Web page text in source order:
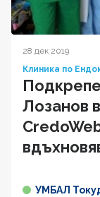
28 дек 2019
Клиника по
Лозанов
УМБАЛ